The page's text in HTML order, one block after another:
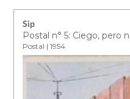
Sip
Postal n° 5: Ciego, pero
Postal | 1954